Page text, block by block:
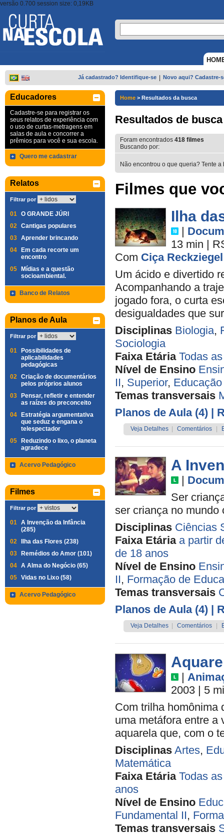
versão 0.700 session size: 0,19KB
Já cadastrado? Identifique-se Novo aqui? Cadastre-
Educadores
Cadastre-se para registrar os
seus relatos de experiência com
o uso de curtas-metragens em
salas de aula e concorrer a
prêmios para você e sua escola.
Quero me cadastrar
Relatos
Filtrar por
01 O GRANDE JÚRI
02 Cantigas populares
03 Aprender brincando
04
Em cada recorte um
encontro
05
Mídias e a questão
socioambiental.
Banco de Relatos
Planos de Aula
Filtrar por
01
Possibilidades de
aplicabilidades
pedagógicas
02 Criação de documentários
pelos próprios alunos
03
Pensar, refletir e entender
as raízes do preconceito
04
Estratégia argumentativa
que seduz e engana o
telespectador
05
Reduzindo o lixo, o planeta
agradece
Acervo Pedagógico
Filmes
Filtrar por
01 A Invenção da Infância
(285)
02
Ilha das Flores (238)
03
Remédios do Amor (101)
04 A Alma do Negócio (65)
05 Vidas no Lixo (58)
Acervo Pedagógico
Home > Resultados da busca
Resultados de busca
Foram encontrados 418 filmes
Buscando por:
Não encontrou o que queria? Tente
Filmes que
Ilha
|
13 min |
Com Ciça Reckziegel
Um ácido e divertido
Acompanhando a
jogado fora, o curta
desigualdades que
Disciplinas Biologia,
Sociologia
Faixa Etária Todas
Nível de Ensino
II, Superior,
Temas transversais
Planos de Aula (4) |
Veja Detalhes Comentários
A
|
Ser
ser criança no mundo
Disciplinas Ciências
Faixa Etária a partir
de 18 anos
Nível de Ensino
II, Formação de
Temas transversais
Planos de Aula (4) |
Veja Detalhes Comentários
|
2003 | 5
Com trilha homônima
uma metáfora entre a
aquarela que, com o
Disciplinas Artes,
Matemática
Faixa Etária Todas
anos
Nível de Ensino
Fundamental II,
Temas transversais